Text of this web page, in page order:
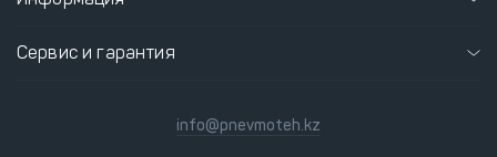
Сервис и гарантия
info@pnevmoteh.kz